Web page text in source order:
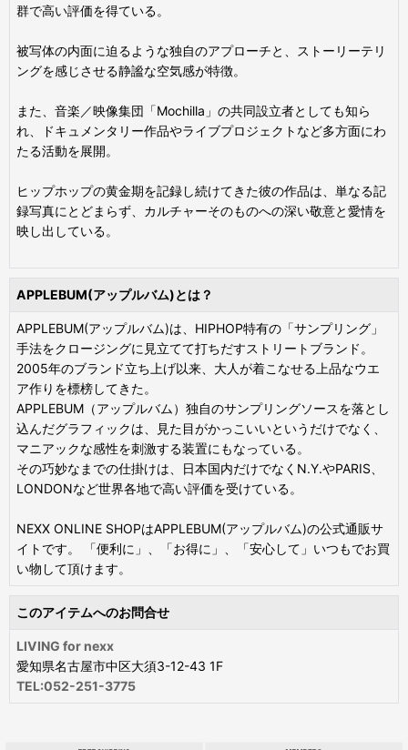
群で高い評価を得ている。
被写体の内面に迫るような独自のアプローチと、ストーリーテリ
ングを感じさせる静謐な空気感が特徴。
また、音楽／映像集団「Mochilla」の共同設立者としても知ら
れ、ドキュメンタリー作品やライブプロジェクトなど多方面にわ
たる活動を展開。
ヒップホップの黄金期を記録し続けてきた彼の作品は、単なる記
録写真にとどまらず、カルチャーそのものへの深い敬意と愛情を
映し出している。
APPLEBUM(アップルバム)とは？
APPLEBUM(アップルバム)は、HIPHOP特有の「サンプリング」
手法をクロージングに見立てて打ちだすストリートブランド。
2005年のブランド立ち上げ以来、大人が着こなせる上品なウエ
ア作りを標榜してきた。
APPLEBUM（アップルバム）独自のサンプリングソースを落とし
込んだグラフィックは、見た目がかっこいいというだけでなく、
マニアックな感性を刺激する装置にもなっている。
その巧妙なまでの仕掛けは、日本国内だけでなくN.Y.やPARIS、
LONDONなど世界各地で高い評価を受けている。
NEXX ONLINE SHOPはAPPLEBUM(アップルバム)の公式通販サ
イトです。 「便利に」、「お得に」、「安心して」いつもでお買
い物して頂けます。
このアイテムへのお問合せ
LIVING for nexx
愛知県名古屋市中区大須3-12-43 1F
TEL:052-251-3775